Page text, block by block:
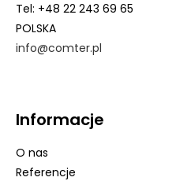
Tel: +48 22 243 69 65
POLSKA
info@comter.pl
Informacje
O nas
Referencje